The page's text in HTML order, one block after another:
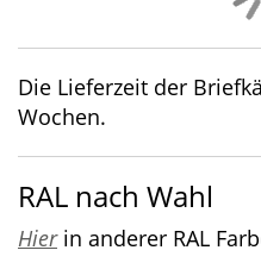
Die Lieferzeit der
Wochen.
RAL nach Wahl
Hierin anderer RAL